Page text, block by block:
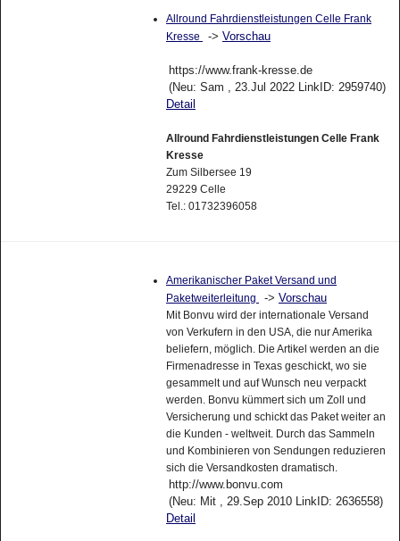
Allround Fahrdienstleistungen Celle Frank
Kresse
-> Vorschau
https://www.frank-kresse.de
(Neu: Sam , 23.Jul 2022 LinkID: 2959740)
Detail
Allround Fahrdienstleistungen Celle Frank
Kresse
Zum Silbersee 19
29229 Celle
Tel.: 01732396058
Amerikanischer Paket Versand und
Paketweiterleitung
-> Vorschau
Mit Bonvu wird der internationale Versand
von Verkufern in den USA, die nur Amerika
beliefern, möglich. Die Artikel werden an die
Firmenadresse in Texas geschickt, wo sie
gesammelt und auf Wunsch neu verpackt
werden. Bonvu kümmert sich um Zoll und
Versicherung und schickt das Paket weiter an
die Kunden - weltweit. Durch das Sammeln
und Kombinieren von Sendungen reduzieren
sich die Versandkosten dramatisch.
http://www.bonvu.com
(Neu: Mit , 29.Sep 2010 LinkID: 2636558)
Detail